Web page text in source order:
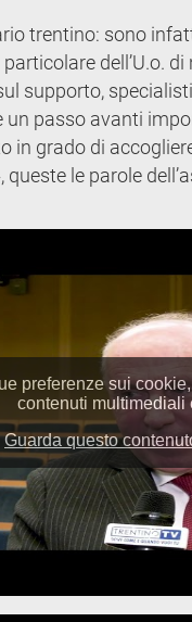
trentino: sono
dell’U.o.
supporto,
passo avanti
in grado di
le parole